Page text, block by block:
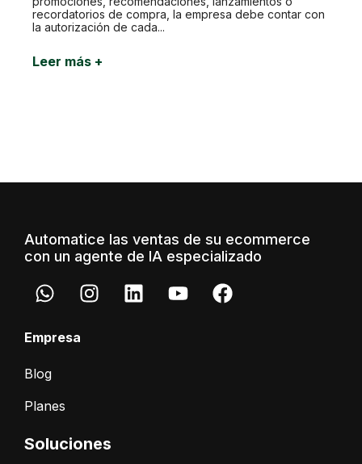
recordatorios de compra, la empresa debe contar con
la autorización de cada...
Leer más +
Automatice las ventas de su ecommerce
con un agente de IA especializado
Empresa
Blog
Planes
Soluciones